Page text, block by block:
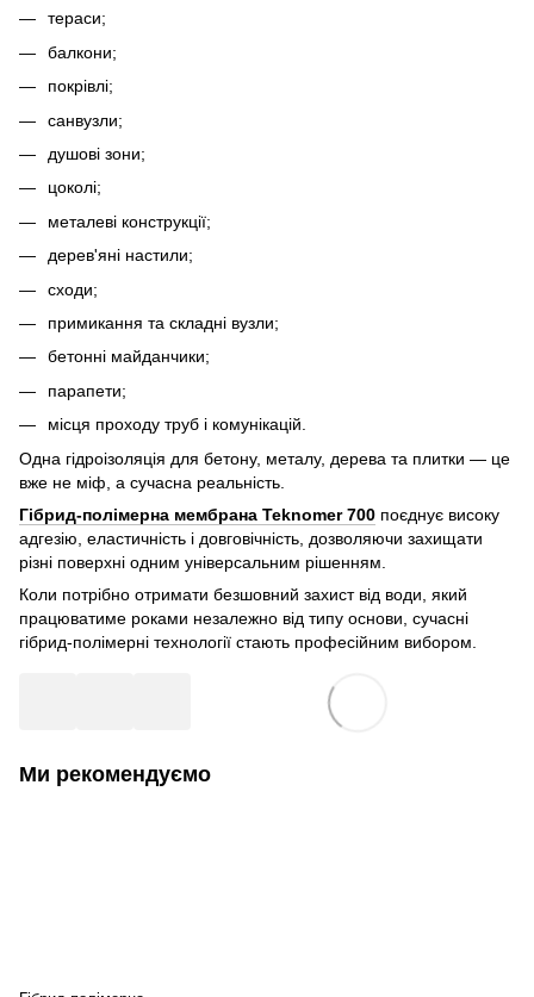
тераси;
балкони;
покрівлі;
санвузли;
душові зони;
цоколі;
металеві конструкції;
дерев'яні настили;
сходи;
примикання та складні вузли;
бетонні майданчики;
парапети;
місця проходу труб і комунікацій.
Одна гідроізоляція для бетону, металу, дерева та плитки — це
вже не міф, а сучасна реальність.
Гібрид-полімерна мембрана Teknomer 700 поєднує високу
адгезію, еластичність і довговічність, дозволяючи захищати
різні поверхні одним універсальним рішенням.
Коли потрібно отримати безшовний захист від води, який
працюватиме роками незалежно від типу основи, сучасні
гібрид-полімерні технології стають професійним вибором.
Ми рекомендуємо